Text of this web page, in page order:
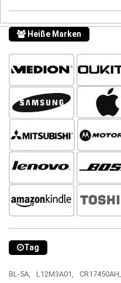
Heiße Marken
Tag
BL-5A, L12M3A01, CR17450AH,